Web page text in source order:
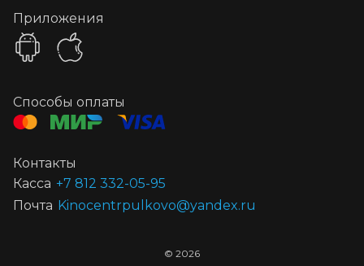
Приложения
Способы оплаты
Контакты
Касса +7 812 332-05-95
Почта Kinocentrpulkovo@yandex.ru
© 2026